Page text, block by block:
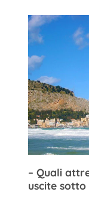
– Quali
uscite sotto